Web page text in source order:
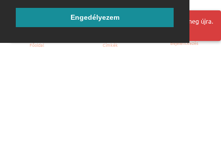
Engedélyezem
Hoppá! Valami hiba történt. Frissítse az oldalt és próbálja meg újra.
Főoldal Címkék Bejelentkezés